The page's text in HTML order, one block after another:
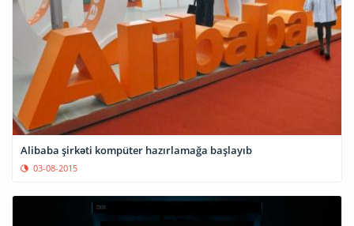
Alibaba şirkəti kompüter hazırlamağa başlayıb
03-08-2015